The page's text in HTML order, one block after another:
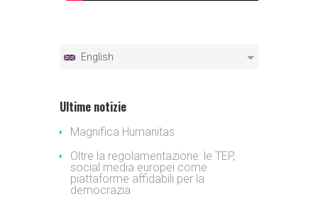
English
Ultime notizie
Magnifica Humanitas
Oltre la regolamentazione: le TEP,
social media europei come
piattaforme affidabili per la
democrazia